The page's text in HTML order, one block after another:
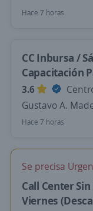
Hace 7 horas
CC Inbursa /
Capacitación
3.6
Gustavo A.
Hace 7 horas
Se precisa
Call Center
Viernes